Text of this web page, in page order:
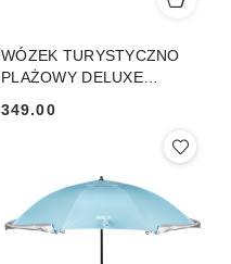
WÓZEK TURYSTYCZNO
PLAŻOWY DELUXE
UCHWYTEM NIEBIESKI
349.00